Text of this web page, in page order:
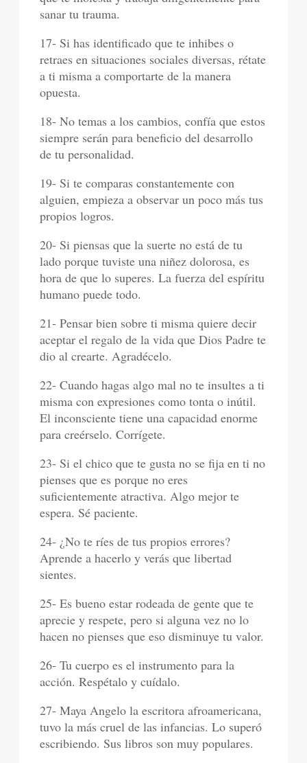
sanar tu trauma.
17- Si has identificado que te inhibes o
retraes en situaciones sociales diversas, rétate
a ti misma a comportarte de la manera
opuesta.
18- No temas a los cambios, confía que estos
siempre serán para beneficio del desarrollo
de tu personalidad.
19- Si te comparas constantemente con
alguien, empieza a observar un poco más tus
propios logros.
20- Si piensas que la suerte no está de tu
lado porque tuviste una niñez dolorosa, es
hora de que lo superes. La fuerza del espíritu
humano puede todo.
21- Pensar bien sobre ti misma quiere decir
aceptar el regalo de la vida que Dios Padre te
dio al crearte. Agradécelo.
22- Cuando hagas algo mal no te insultes a ti
misma con expresiones como tonta o inútil.
El inconsciente tiene una capacidad enorme
para creérselo. Corrígete.
23- Si el chico que te gusta no se fija en ti no
pienses que es porque no eres
suficientemente atractiva. Algo mejor te
espera. Sé paciente.
24- ¿No te ríes de tus propios errores?
Aprende a hacerlo y verás que libertad
sientes.
25- Es bueno estar rodeada de gente que te
aprecie y respete, pero si alguna vez no lo
hacen no pienses que eso disminuye tu valor.
26- Tu cuerpo es el instrumento para la
acción. Respétalo y cuídalo.
27- Maya Angelo la escritora afroamericana,
tuvo la más cruel de las infancias. Lo superó
escribiendo. Sus libros son muy populares.